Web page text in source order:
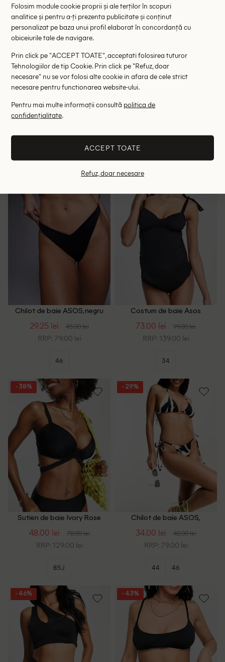
Chilot de baie We Are We
Wear Plus Size, negru/maro
24.70 lei
56-58
Chilot de baie AsYou, negru
Chilot de baie ASOS, negru
29.25 lei 45.00 lei
RRP: 79.00 lei
46
Costum de baie Asos
73.00 lei 99.00 lei
RRP: 139.00 lei
34
- 38%
Sutien de baie Ivory Rose
48.00 lei 78.00 lei
RRP: 129.00 lei
85J
- 29%
Chilot de baie ASOS,
34.00 lei 48.00 lei
RRP: 79.00 lei
44 46
- 46% - 43%
Folosim module cookie proprii și ale terților în scopuri
analitice și pentru a-ți prezenta publicitate și conținut
personalizat pe baza unui profil elaborat în concordanță cu
obiceiurile tale de navigare.
Prin click pe "ACCEPT TOATE", acceptati folosirea tuturor
Tehnologiilor de tip Cookie. Prin click pe "Refuz, doar
necesare" nu se vor folosi alte cookie in afara de cele strict
necesare pentru functionarea website-ului.
Pentru mai multe informații consultă politica de
confidențialitate.
ACCEPT TOATE
Refuz, doar necesare